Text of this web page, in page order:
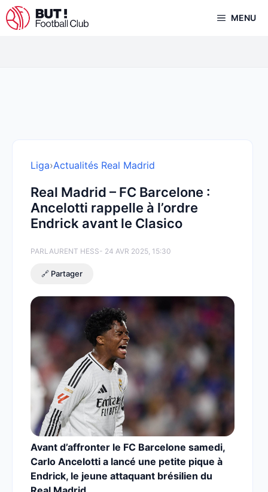
Aller
au
MENU
Liga›Actualités Real Madrid
Real Madrid – FC Barcelone :
Ancelotti rappelle à l’ordre
Endrick avant le Clasico
PARLAURENT HESS- 24 AVR 2025, 15:30
🔗 Partager
Avant d’affronter le FC Barcelone samedi,
Carlo Ancelotti a lancé une petite pique à
Endrick, le jeune attaquant brésilien du